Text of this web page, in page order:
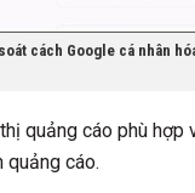
cách Google cá nhân
quảng cáo phù hợp
quảng cáo.